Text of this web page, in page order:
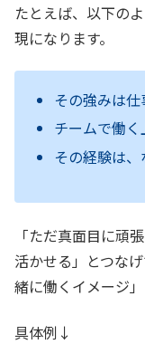
たとえば、以下の
現になります。
その強みは
チームで働
その経験は
「ただ真面目に頑
活かせる」とつな
緒に働くイメージ
具体例↓